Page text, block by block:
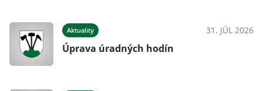
Aktuality 31. JÚL 2026
Úprava úradných hodín